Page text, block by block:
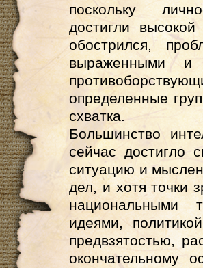
поскольку
достигли
обострился,
выраженными и
определенные
схватка.
Большинство
сейчас достигло
ситуацию и
дел, и хотя точки
национальными
идеями,
предвзятостью,
окончательному